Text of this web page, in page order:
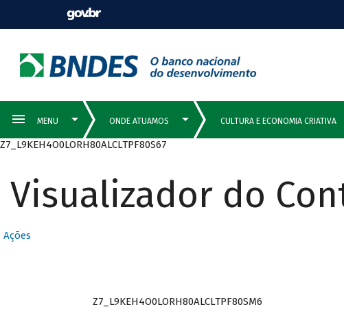
Z7_L9KEH4O0LORH80ALCLTPF80S67
Visualizador do
Ações
Z7_L9KEH4O0LORH80ALCLTPF80SM6